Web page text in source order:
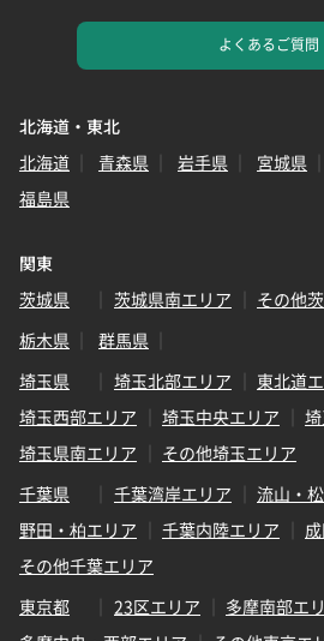
よくあるご質問
北海道・東北
北海道
青森県 岩手県 宮城県
福島県
関東
茨城県
茨城県南エリア
その他
栃木県
群馬県
埼玉県
埼玉北部エリア
東北道
埼玉西部エリア
埼玉中央エリア
埼玉県南エリア
その他埼玉エリア
千葉県
千葉湾岸エリア
流山・
野田・柏エリア
千葉内陸エリア
その他千葉エリア
東京都
23区エリア
多摩南部エ